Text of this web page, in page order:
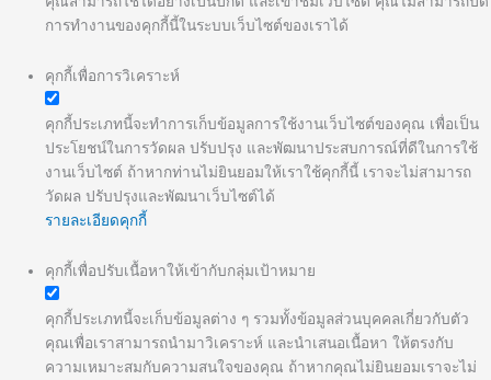
การทำงานของคุกกี้นี้ในระบบเว็บไซต์ของเราได้
คุกกี้เพื่อการวิเคราะห์
คุกกี้ประเภทนี้จะทำการเก็บข้อมูลการใช้งานเว็บไซต์ของคุณ เพื่อเป็น
ประโยชน์ในการวัดผล ปรับปรุง และพัฒนาประสบการณ์ที่ดีในการใช้
งานเว็บไซต์ ถ้าหากท่านไม่ยินยอมให้เราใช้คุกกี้นี้ เราจะไม่สามารถ
วัดผล ปรับปรุงและพัฒนาเว็บไซต์ได้
รายละเอียดคุกกี้
คุกกี้เพื่อปรับเนื้อหาให้เข้ากับกลุ่มเป้าหมาย
คุกกี้ประเภทนี้จะเก็บข้อมูลต่าง ๆ รวมทั้งข้อมูลส่วนบุคคลเกี่ยวกับตัว
คุณเพื่อเราสามารถนำมาวิเคราะห์ และนำเสนอเนื้อหา ให้ตรงกับ
ความเหมาะสมกับความสนใจของคุณ ถ้าหากคุณไม่ยินยอมเราจะไม่